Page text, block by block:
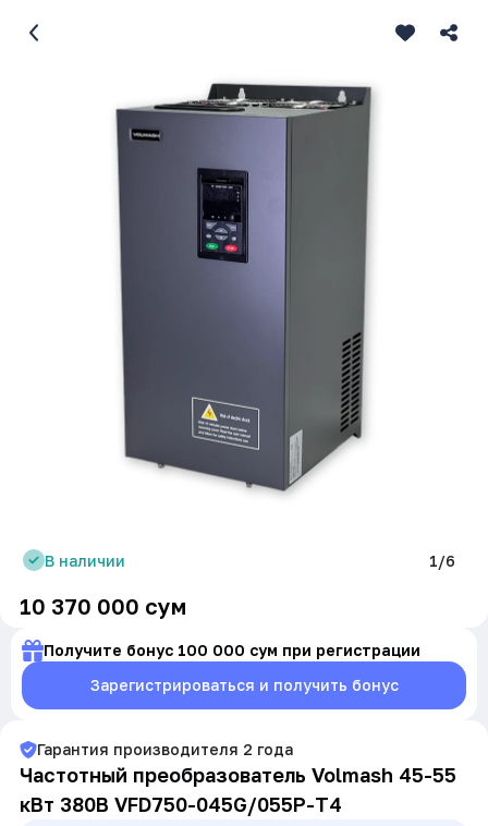
В наличии 1/6
10 370 000 сум
Получите бонус 100 000 сум при регистрации
Зарегистрироваться и получить бонус
Гарантия производителя 2 года
Частотный преобразователь Volmash 45-55
кВт 380В VFD750-045G/055P-T4